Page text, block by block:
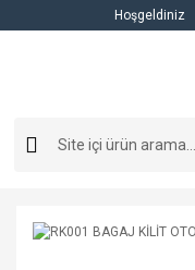
Hoşgeldiniz